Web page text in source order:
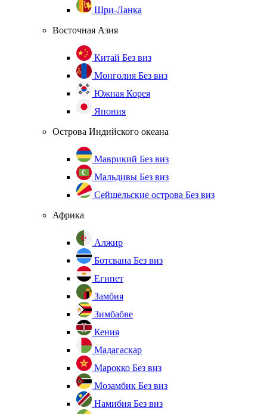
Шри-Ланка
Восточная Азия
Китай Без виз
Монголия Без виз
Южная Корея
Япония
Острова Индийского океана
Маврикий Без виз
Мальдивы Без виз
Сейшельские острова Без виз
Африка
Алжир
Ботсвана Без виз
Египет
Замбия
Зимбабве
Кения
Мадагаскар
Марокко Без виз
Мозамбик Без виз
Намибия Без виз